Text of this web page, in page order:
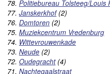
78. Politiebureau Tolsteeg/Louis
77. Janskerkhof(2)
76. Domtoren (2)
75. Muziekcentrum Vredenburg
74. Wittevrouwenkade
73. Neude (2)
72. Oudegracht(4)
71. Nachtegaalstraat